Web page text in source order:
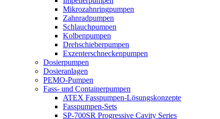
Mikrozahnringpumpen
Zahnradpumpen
Schlauchpumpen
Kolbenpumpen
Drehschieberpumpen
Exzenterschneckenpumpen
Dosierpumpen
Dosieranlagen
PEMO-Pumpen
Fass- und Containerpumpen
ATEX Fasspumpen-Lösungskonzepte
Fasspumpen-Sets
SP-700SR Progressive Cavity Series